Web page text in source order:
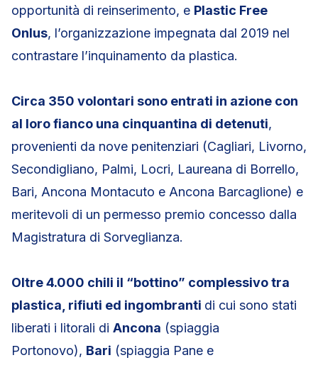
opportunità di reinserimento, e Plastic Free
Onlus, l’organizzazione impegnata dal 2019 nel
contrastare l’inquinamento da plastica.
Circa 350 volontari sono entrati in azione con
al loro fianco una cinquantina di detenuti,
provenienti da nove penitenziari (Cagliari, Livorno,
Secondigliano, Palmi, Locri, Laureana di Borrello,
Bari, Ancona Montacuto e Ancona Barcaglione) e
meritevoli di un permesso premio concesso dalla
Magistratura di Sorveglianza.
Oltre 4.000 chili il “bottino” complessivo tra
plastica, rifiuti ed ingombranti di cui sono stati
liberati i litorali di Ancona (spiaggia
Portonovo), Bari (spiaggia Pane e